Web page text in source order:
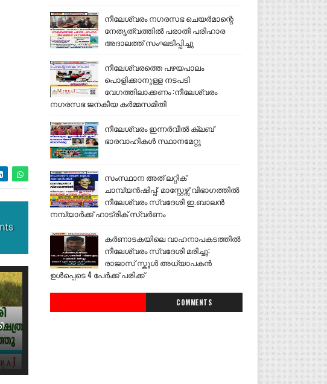
നീലേശ്വരം നഗരസഭ ചെയർമാന്റെ
നേതൃത്വത്തിൽ പരാതി പരിഹാര
അദാലത്ത് സംഘടിപ്പിച്ചു
നീലേശ്വരത്തെ പഴയപാലം
പൊളിക്കാനുള്ള നടപടി
വേഗത്തിലാക്കണം :നീലേശ്വരം
നഗരസഭ ജനകീയ കർമ്മസമിതി
നീലേശ്വരം ഇന്നർവീൽ ക്ലബ്
ഭാരവാഹികൾ സ്ഥാനമേറ്റു
സംസ്ഥാന അത് ലറ്റിക്
ചാമ്പ്യൻഷിപ്പ്: മാസ്റ്റേഴ്സ് വിഭാഗത്തിൽ
നീലേശ്വരം സ്വദേശി ഇ.ബാലൻ
നമ്പ്യാർക്ക് ഹാട്രിക് സ്വർണം
കർണാടകയിലെ വാഹനാപകടത്തിൽ
നീലേശ്വരം സ്വദേശി മരിച്ചു:
രാജാസ് സ്കൂൾ അധ്യാപകൻ
ഉൾപ്പെടെ 4 പേർക്ക് പരിക്ക്
COMMENTS